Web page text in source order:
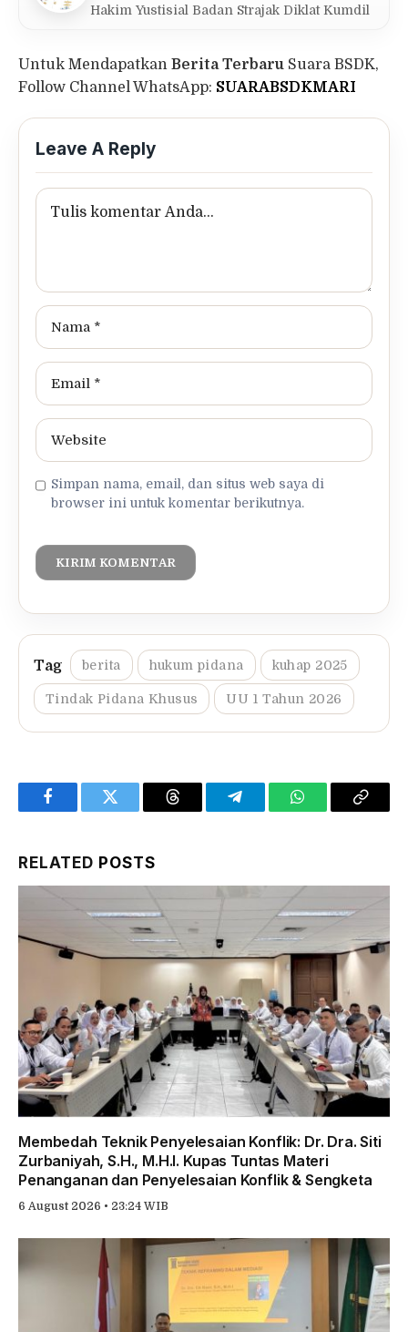
Hakim Yustisial Badan Strajak Diklat Kumdil
Untuk Mendapatkan Berita Terbaru Suara BSDK,
Follow Channel WhatsApp: SUARABSDKMARI
Leave A Reply
Simpan nama, email, dan situs web saya di
browser ini untuk komentar berikutnya.
berita hukum pidana kuhap 2025
Tindak Pidana Khusus UU 1 Tahun 2026
FacebookTwitter Threads TelegramWhatsAppCopy
RELATED POSTS
Membedah Teknik Penyelesaian Konflik: Dr. Dra. Siti
Zurbaniyah, S.H., M.H.I. Kupas Tuntas Materi
Penanganan dan Penyelesaian Konflik & Sengketa
6 August 2026 • 23:24 WIB